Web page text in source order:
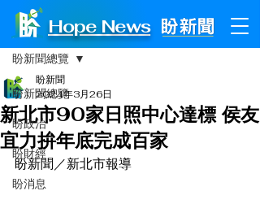
Hope News
文章
盼新聞總覽
盼政治
盼財經
盼消息
盼新聞總覽
新北市90家日照中心達標 侯友
宜力拚年底完成百家
盼新聞
2024年3月26日
盼新聞／新北市報導